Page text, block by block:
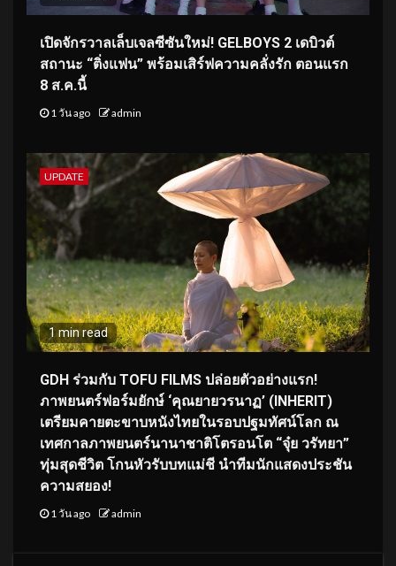
เปิดจักรวาลเล็บเจลซีซันใหม่! GELBOYS 2 เดบิวต์
สถานะ “ติ่งแฟน” พร้อมเสิร์ฟความคลั่งรัก ตอนแรก
8 ส.ค.นี้
1 วัน ago admin
UPDATE
1 min read
GDH ร่วมกับ TOFU FILMS ปล่อยตัวอย่างแรก!
ภาพยนตร์ฟอร์มยักษ์ ‘คุณยายวรนาฏ’ (INHERIT)
เตรียมคายตะขาบหนังไทยในรอบปฐมทัศน์โลก ณ
เทศกาลภาพยนตร์นานาชาติโตรอนโต “จุ๋ย วรัทยา”
ทุ่มสุดชีวิต โกนหัวรับบทแม่ชี นำทีมนักแสดงประชัน
ความสยอง!
1 วัน ago admin